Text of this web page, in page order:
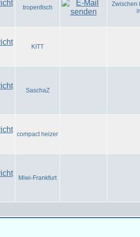
tropenfisch
Zwischen
KITT
SaschaZ
compact heizer
Miwi-Frankfurt